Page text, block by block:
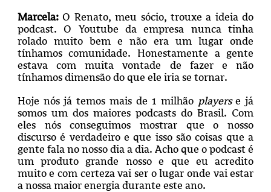
Marcela: O Renato, meu sócio, trouxe a ideia do
podcast. O Youtube da empresa nunca tinha
rolado muito bem e não era um lugar onde
tínhamos comunidade. Honestamente a gente
estava com muita vontade de fazer e não
tínhamos dimensão do que ele iria se tornar.
Hoje nós já temos mais de 1 milhão playerse já
somos um dos maiores podcasts do Brasil. Com
eles nós conseguimos mostrar que o nosso
discurso é verdadeiro e que isso são coisas que a
gente fala no nosso dia a dia. Acho que o podcast é
um produto grande nosso e que eu acredito
muito e com certeza vai ser o lugar onde vai estar
a nossa maior energia durante este ano.